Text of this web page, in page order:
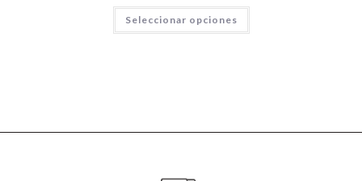
Seleccionar opciones